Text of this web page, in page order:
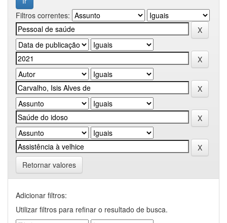
Filtros correntes:
Retornar valores
Adicionar filtros:
Utilizar filtros para refinar o resultado de busca.